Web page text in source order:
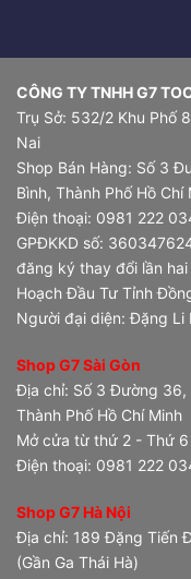
CÔNG TY TNHH G7
Trụ Sở: 532/2 Khu Phố
Nai
Shop Bán Hàng: Số 3
Bình, Thành Phố Hồ Chí
Điện thoại: 0981 222
GPĐKKD số:
đăng ký thay đổi lần
Hoạch Đầu Tư Tỉnh
Người đại diện: Đặng Li
Shop G7 Sài Gòn
Địa chỉ: Số 3 Đường 36,
Thành Phố Hồ Chí Minh
Mở cửa từ thứ 2 - Thứ
Điện thoại: 0981 222
Shop G7 Hà Nội
Địa chỉ: 189 Đặng Tiến
(Gần Ga Thái Hà)